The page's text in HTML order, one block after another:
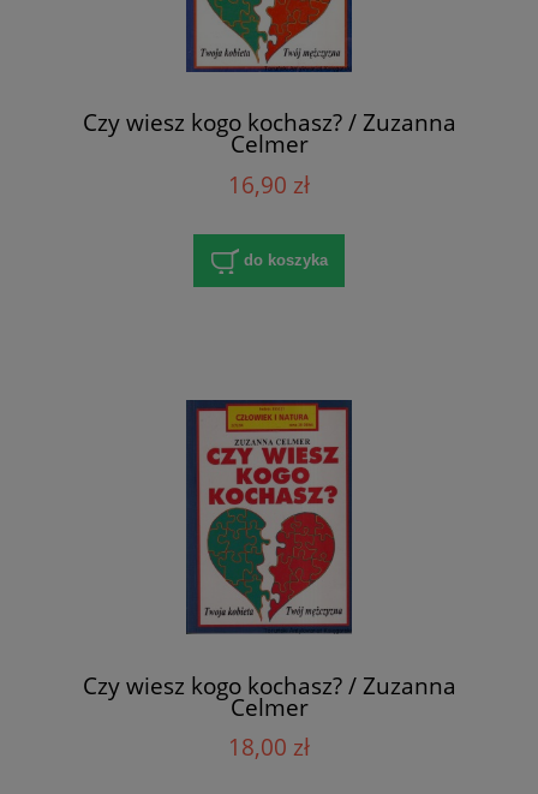
Czy wiesz kogo kochasz? / Zuzanna
Celmer
16,90 zł
do koszyka
Czy wiesz kogo kochasz? / Zuzanna
Celmer
18,00 zł